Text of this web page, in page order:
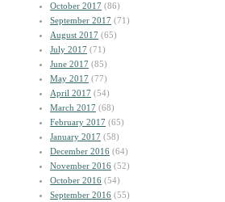
October 2017 (86)
September 2017 (71)
August 2017 (65)
July 2017 (71)
June 2017 (85)
May 2017 (77)
April 2017 (54)
March 2017 (68)
February 2017 (65)
January 2017 (58)
December 2016 (64)
November 2016 (52)
October 2016 (54)
September 2016 (55)